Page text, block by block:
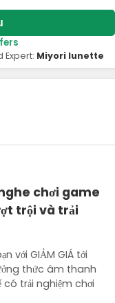
Expert: Miyori lunette
chơi game
trội và trải
với GIẢM GIÁ tới
thức âm thanh
trải nghiệm chơi